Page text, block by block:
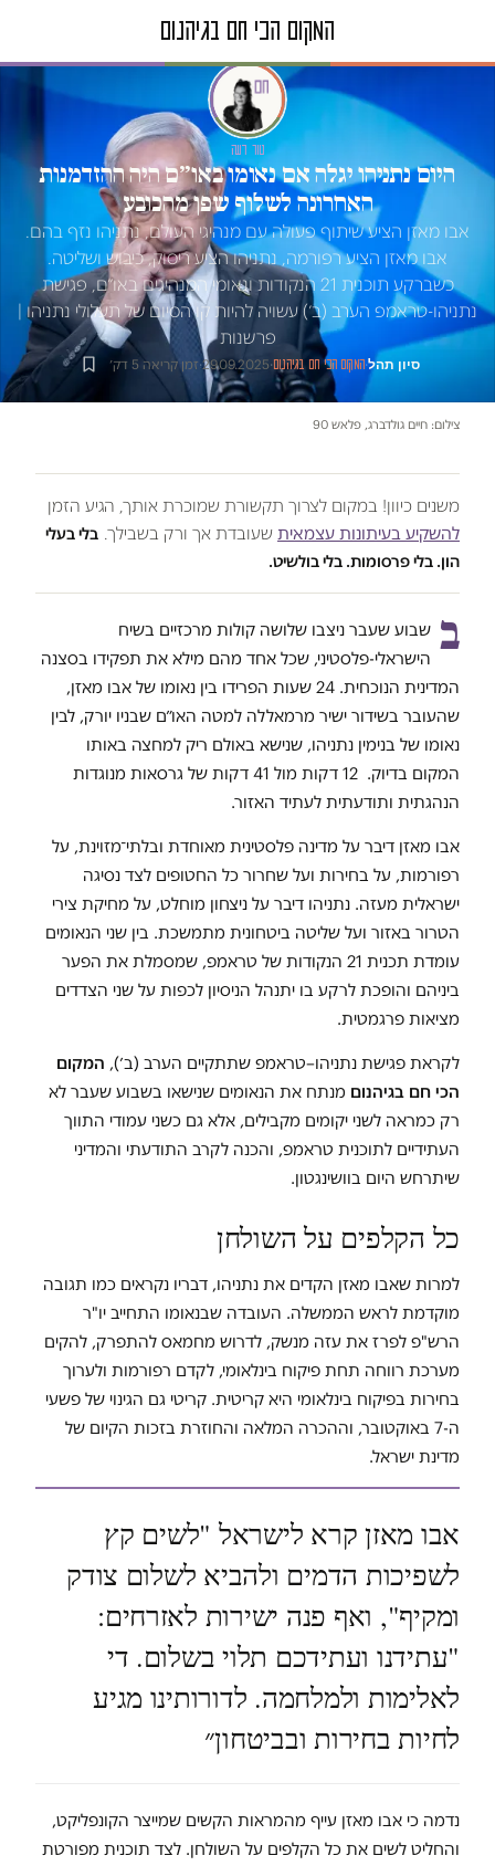
טור דעה
היום נתניהו יגלה אם נאומו באו״ם היה ההזדמנות
האחרונה לשלוף שפן מהכובע
אבו מאזן הציע שיתוף פעולה עם מנהיגי העולם, נתניהו נזף בהם.
אבו מאזן הציע רפורמה, נתניהו הציע ריסוק, כיבוש ושליטה.
כשברקע תוכנית 21 הנקודות ונאומי המנהיגים באו״ם, פגישת
נתניהו-טראמפ הערב (ב׳) עשויה להיות קו הסיום של תעלולי נתניהו |
פרשנות
סיון תהל·המקום הכי חם בגיהנום·
29.09.2025
·זמן קריאה 5 דק׳
צילום: חיים גולדברג, פלאש 90
משנים כיוון! במקום לצרוך תקשורת שמוכרת אותך, הגיע הזמן
להשקיע בעיתונות עצמאית שעובדת אך ורק בשבילך. בלי בעלי
הון. בלי פרסומות. בלי בולשיט.
ב שבוע שעבר ניצבו שלושה קולות מרכזיים בשיח
הישראלי-פלסטיני, שכל אחד מהם מילא את תפקידו בסצנה
המדינית הנוכחית. 24 שעות הפרידו בין נאומו של אבו מאזן,
שהעובר בשידור ישיר מרמאללה למטה האו״ם שבניו יורק, לבין
נאומו של בנימין נתניהו, שנישא באולם ריק למחצה באותו
המקום בדיוק. 12 דקות מול 41 דקות של גרסאות מנוגדות
הנהגתית ותודעתית לעתיד האזור.
אבו מאזן דיבר על מדינה פלסטינית מאוחדת ובלתי־מזוינת, על
רפורמות, על בחירות ועל שחרור כל החטופים לצד נסיגה
ישראלית מעזה. נתניהו דיבר על ניצחון מוחלט, על מחיקת צירי
הטרור באזור ועל שליטה ביטחונית מתמשכת. בין שני הנאומים
עומדת תכנית 21 הנקודות של טראמפ, שמסמלת את הפער
ביניהם והופכת לרקע בו יתנהל הניסיון לכפות על שני הצדדים
מציאות פרגמטית.
לקראת פגישת נתניהו–טראמפ שתתקיים הערב (ב׳), המקום
הכי חם בגיהנום מנתח את הנאומים שנישאו בשבוע שעבר לא
רק כמראה לשני יקומים מקבילים, אלא גם כשני עמודי התווך
העתידיים לתוכנית טראמפ, והכנה לקרב התודעתי והמדיני
שיתרחש היום בוושינגטון.
כל הקלפים על השולחן
למרות שאבו מאזן הקדים את נתניהו, דבריו נקראים כמו תגובה
מוקדמת לראש הממשלה. העובדה שבנאומו התחייב יו"ר
הרש"פ לפרז את עזה מנשק, לדרוש מחמאס להתפרק, להקים
מערכת רווחה תחת פיקוח בינלאומי, לקדם רפורמות ולערוך
בחירות בפיקוח בינלאומי היא קריטית. קריטי גם הגינוי של פשעי
ה-7 באוקטובר, וההכרה המלאה והחוזרת בזכות הקיום של
מדינת ישראל.
אבו מאזן קרא לישראל "לשים קץ
לשפיכות הדמים ולהביא לשלום צודק
ומקיף", ואף פנה ישירות לאזרחים:
"עתידנו ועתידכם תלוי בשלום. די
לאלימות ולמלחמה. לדורותינו מגיע
לחיות בחירות ובביטחון״
נדמה כי אבו מאזן עייף מהמראות הקשים שמייצר הקונפליקט,
והחליט לשים את כל הקלפים על השולחן. לצד תוכנית מפורטת